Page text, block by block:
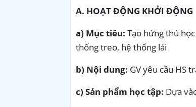
A. HOẠT ĐỘNG KHỞI ĐỘNG
a) Mục tiêu: Tạo hứng thú
thống treo, hệ thống lái
b) Nội dung: GV yêu cầu HS
c) Sản phẩm học tập: Dựa